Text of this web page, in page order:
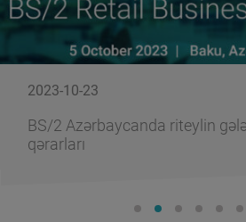
2023-10-23
BS/2 Azərbaycanda riteylin
qərarları